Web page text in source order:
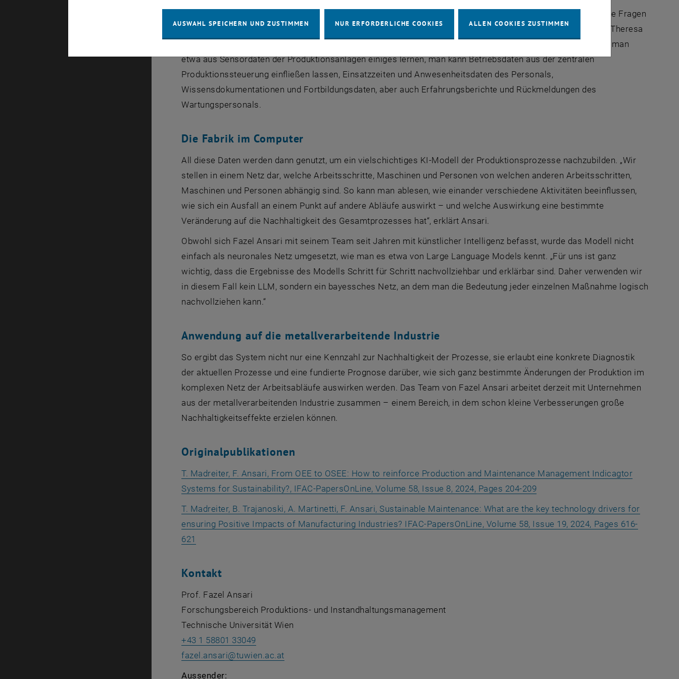
„Wir haben festgestellt, dass es in den Betrieben bereits sehr viele Daten gibt, die man nutzen kann, um solche Fragen
zu beantworten“, sagt Fazel Ansari. „Leider werden sie oft nicht oder nicht auf optimale Weise genutzt“, sagt Theresa
Madreiter, Doktorandin an der TU Wien und wissenschaftliche Mitarbeiterin bei Fraunhofer Austria. So kann man
etwa aus Sensordaten der Produktionsanlagen einiges lernen, man kann Betriebsdaten aus der zentralen
Produktionssteuerung einfließen lassen, Einsatzzeiten und Anwesenheitsdaten des Personals,
Wissensdokumentationen und Fortbildungsdaten, aber auch Erfahrungsberichte und Rückmeldungen des
Wartungspersonals.
Die Fabrik im Computer
All diese Daten werden dann genutzt, um ein vielschichtiges KI-Modell der Produktionsprozesse nachzubilden. „Wir
stellen in einem Netz dar, welche Arbeitsschritte, Maschinen und Personen von welchen anderen Arbeitsschritten,
Maschinen und Personen abhängig sind. So kann man ablesen, wie einander verschiedene Aktivitäten beeinflussen,
wie sich ein Ausfall an einem Punkt auf andere Abläufe auswirkt – und welche Auswirkung eine bestimmte
Veränderung auf die Nachhaltigkeit des Gesamtprozesses hat“, erklärt Ansari.
Obwohl sich Fazel Ansari mit seinem Team seit Jahren mit künstlicher Intelligenz befasst, wurde das Modell nicht
einfach als neuronales Netz umgesetzt, wie man es etwa von Large Language Models kennt. „Für uns ist ganz
wichtig, dass die Ergebnisse des Modells Schritt für Schritt nachvollziehbar und erklärbar sind. Daher verwenden wir
in diesem Fall kein LLM, sondern ein bayessches Netz, an dem man die Bedeutung jeder einzelnen Maßnahme logisch
nachvollziehen kann.“
Anwendung auf die metallverarbeitende Industrie
So ergibt das System nicht nur eine Kennzahl zur Nachhaltigkeit der Prozesse, sie erlaubt eine konkrete Diagnostik
der aktuellen Prozesse und eine fundierte Prognose darüber, wie sich ganz bestimmte Änderungen der Produktion im
komplexen Netz der Arbeitsabläufe auswirken werden. Das Team von Fazel Ansari arbeitet derzeit mit Unternehmen
aus der metallverarbeitenden Industrie zusammen – einem Bereich, in dem schon kleine Verbesserungen große
Nachhaltigkeitseffekte erzielen können.
Originalpublikationen
T. Madreiter, F. Ansari, From OEE to OSEE: How to reinforce Production and Maintenance Management Indicagtor
Systems for Sustainability?, IFAC-PapersOnLine, Volume 58, Issue 8, 2024, Pages 204-209, öffnet eine externe URL in einem
T. Madreiter, B. Trajanoski, A. Martinetti, F. Ansari, Sustainable Maintenance: What are the key technology drivers for
ensuring Positive Impacts of Manufacturing Industries? IFAC-PapersOnLine, Volume 58, Issue 19, 2024, Pages 616-
621
Kontakt
Prof. Fazel Ansari
Forschungsbereich Produktions- und Instandhaltungsmanagement
Technische Universität Wien
+43 1 58801 33049
fazel.ansari@tuwien.ac.at
Aussender:
AUSWAHL SPEICHERN UND ZUSTIMMEN NUR ERFORDERLICHE COOKIES ALLEN COOKIES ZUSTIMMEN